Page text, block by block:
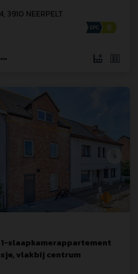
, 3910 NEERPELT
slaapkamerappartement
vlakbij centrum